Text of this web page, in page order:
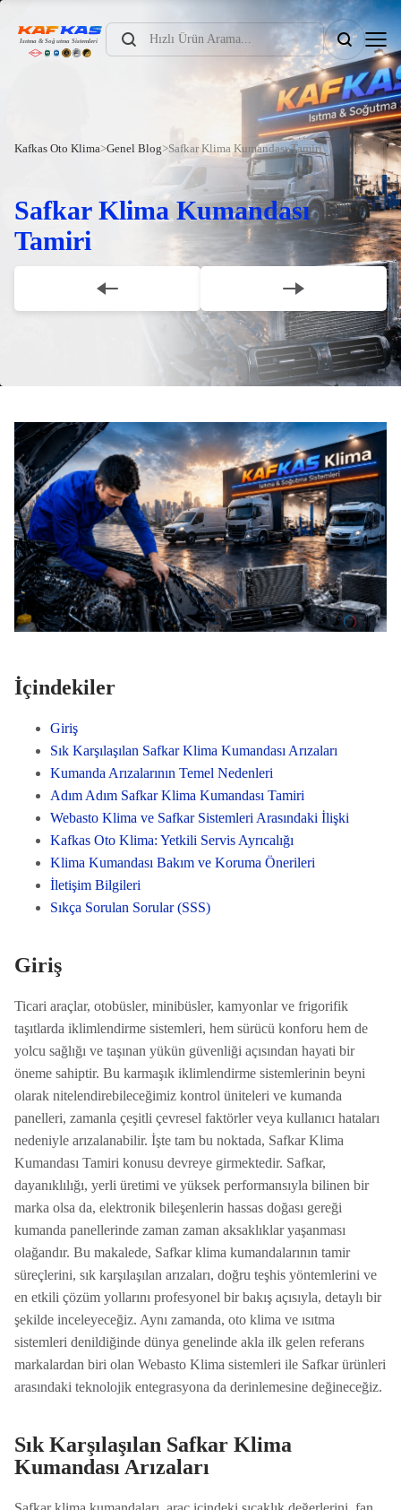
Products
search
Kafkas Oto Klima>Genel Blog>Safkar Klima Kumandası Tamiri
Safkar Klima Kumandası
Tamiri
İçindekiler
Giriş
Sık Karşılaşılan Safkar Klima Kumandası Arızaları
Kumanda Arızalarının Temel Nedenleri
Adım Adım Safkar Klima Kumandası Tamiri
Webasto Klima ve Safkar Sistemleri Arasındaki İlişki
Kafkas Oto Klima: Yetkili Servis Ayrıcalığı
Klima Kumandası Bakım ve Koruma Önerileri
İletişim Bilgileri
Sıkça Sorulan Sorular (SSS)
Giriş
Ticari araçlar, otobüsler, minibüsler, kamyonlar ve frigorifik
taşıtlarda iklimlendirme sistemleri, hem sürücü konforu hem de
yolcu sağlığı ve taşınan yükün güvenliği açısından hayati bir
öneme sahiptir. Bu karmaşık iklimlendirme sistemlerinin beyni
olarak nitelendirebileceğimiz kontrol üniteleri ve kumanda
panelleri, zamanla çeşitli çevresel faktörler veya kullanıcı hataları
nedeniyle arızalanabilir. İşte tam bu noktada, Safkar Klima
Kumandası Tamiri konusu devreye girmektedir. Safkar,
dayanıklılığı, yerli üretimi ve yüksek performansıyla bilinen bir
marka olsa da, elektronik bileşenlerin hassas doğası gereği
kumanda panellerinde zaman zaman aksaklıklar yaşanması
olağandır. Bu makalede, Safkar klima kumandalarının tamir
süreçlerini, sık karşılaşılan arızaları, doğru teşhis yöntemlerini ve
en etkili çözüm yollarını profesyonel bir bakış açısıyla, detaylı bir
şekilde inceleyeceğiz. Aynı zamanda, oto klima ve ısıtma
sistemleri denildiğinde dünya genelinde akla ilk gelen referans
markalardan biri olan Webasto Klima sistemleri ile Safkar ürünleri
arasındaki teknolojik entegrasyona da derinlemesine değineceğiz.
Sık Karşılaşılan Safkar Klima
Kumandası Arızaları